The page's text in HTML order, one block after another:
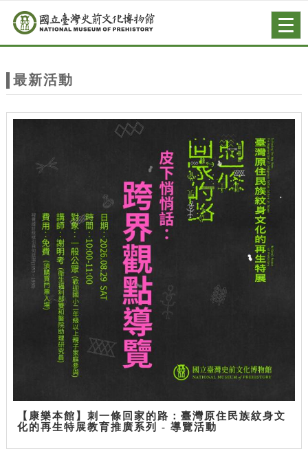
站
主
跳到主要內容
網站導覽
最新活動
【康樂本館】刺一條回家的路：臺灣原住民族紋身文
化的再生特展教育推廣系列 - 導覽活動